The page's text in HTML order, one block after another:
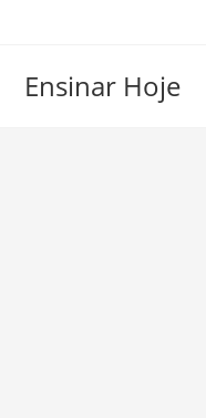
conteúdo
Ensinar Hoje